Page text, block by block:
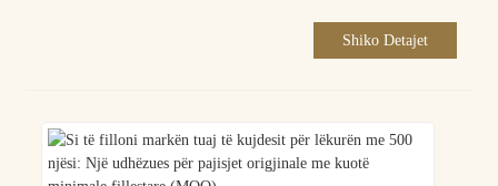
Shiko Detajet